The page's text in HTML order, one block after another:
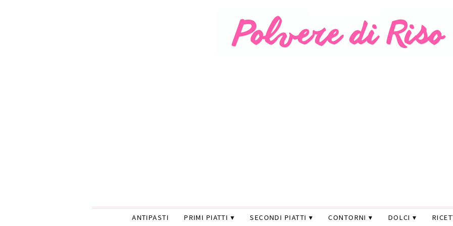
ANTIPASTI PRIMI PIATTI SECONDI PIATTI CONTORNI DOLCI